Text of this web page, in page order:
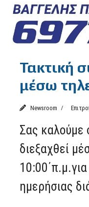
Τακτική
μέσω
Newsroom
Σας καλούμε
διεξαχθεί
ημερήσιας